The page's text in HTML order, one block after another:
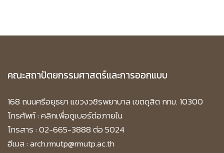
คณะสถาปัตยกรรมศาสตร์และการออกแบบ
168 ถนนศรีอยุธยา แขวงวชิรพยาบาล เขตดุสิต กทม. 10300
โทรศัพท์ :คลิกเพื่อดูเบอร์ต่อภายใน
โทรสาร : 02-665-3888 ต่อ 5024
อีเมล : arch.rmutp@rmutp.ac.th